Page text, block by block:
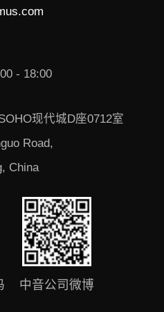
- 18:00
现代城D座0712室
Road,
China
中音公司微博